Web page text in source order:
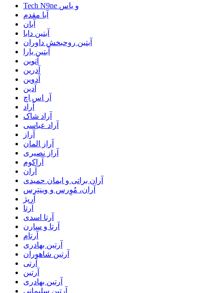
Tech N9ne و یاس
آبا مقدم
آبان
آبتین دابا
آبتین روحبخش داوران
آبتین یارا
آتوین
آدرین
آدوین
آدین
آر اس اچ
آراد
آراد شاک
آراد عباسی
آراز
آراز المان
آراز نصیری
آراکوم
آران
آران براتی و ایمان حمیدی
آران، مُوِرس و وینتِرس
آرپژ
آرتا
آرتا اسدی
آرتا و سارن
آرتام
آرتبن بهادری
آرتين شاهوران
آرتی
آرتین
آرتین بهادری
آرتین سلیمانی